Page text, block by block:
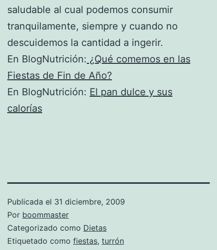
saludable al cual podemos consumir
tranquilamente, siempre y cuando no
descuidemos la cantidad a ingerir.
En BlogNutrición: ¿Qué comemos en las
Fiestas de Fin de Año?
En BlogNutrición: El pan dulce y sus
calorías
Publicada el 31 diciembre, 2009
Por boommaster
Categorizado como Dietas
Etiquetado como fiestas, turrón